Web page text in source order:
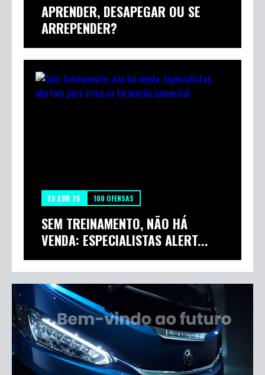
APRENDER, DESAPEGAR OU SE
ARREPENDER?
28 ABR 26 100 OFENSAS
SEM TREINAMENTO, NÃO HÁ
VENDA: ESPECIALISTAS ALERT...